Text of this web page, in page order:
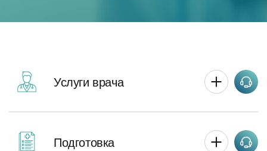
Услуги врача
Подготовка